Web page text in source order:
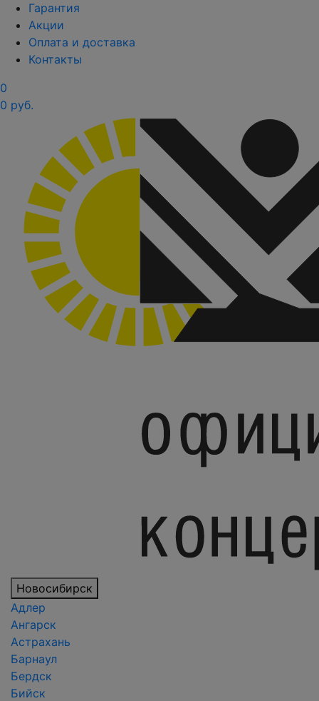
Гарантия
Акции
Оплата и доставка
Контакты
0
0 руб.
Новосибирск
Адлер
Ангарск
Астрахань
Барнаул
Бердск
Бийск